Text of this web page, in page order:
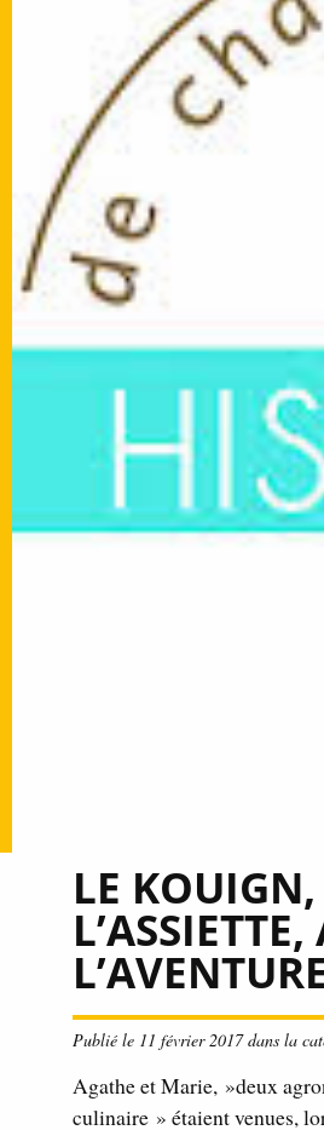
LE
Publié le 11 février 2017 dans la
Agathe et Marie, »deux
culinaire » étaient venues,